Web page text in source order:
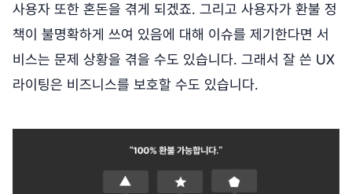
사용자 또한 혼돈을 겪게 되겠죠. 그리고 사용자가 환불 정
책이 불명확하게 쓰여 있음에 대해 이슈를 제기한다면 서
비스는 문제 상황을 겪을 수도 있습니다. 그래서 잘 쓴 UX
라이팅은 비즈니스를 보호할 수도 있습니다.